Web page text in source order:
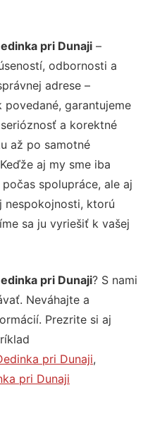
pri Dunaji –
odbornosti a
adrese –
garantujeme
a korektné
až po samotné
aj my sme iba
spolupráce, ale aj
nespokojnosti, ktorú
sa ju vyriešiť k vašej
pri Dunaji? S nami
Neváhajte a
Prezrite si aj
pri Dunaji,
pri Dunaji